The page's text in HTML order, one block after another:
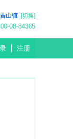
山镇 [切换]
08-84365
注册